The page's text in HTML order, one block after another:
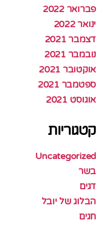
פברואר 2022
ינואר 2022
דצמבר 2021
נובמבר 2021
אוקטובר 2021
ספטמבר 2021
אוגוסט 2021
קטגוריות
Uncategorized
בשר
דגים
הבלוג של יובל
חגים